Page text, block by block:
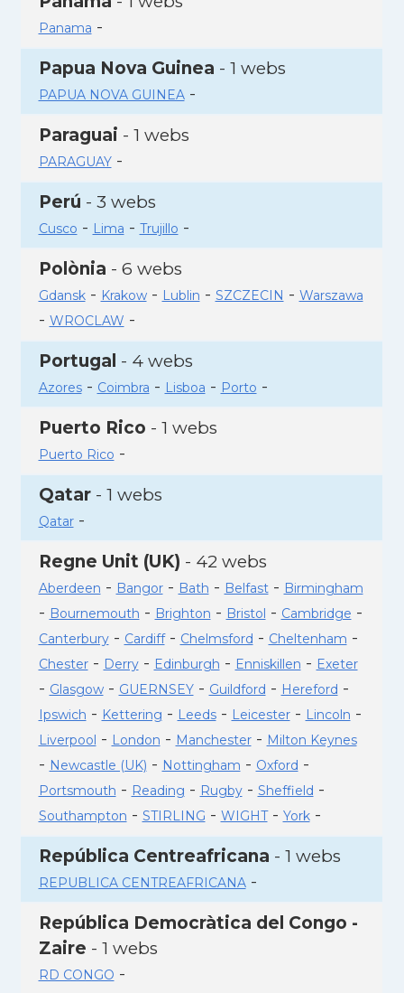
Panama -
Papua Nova Guinea - 1 webs
PAPUA NOVA GUINEA-
Paraguai - 1 webs
PARAGUAY-
Perú - 3 webs
Cusco - Lima - Trujillo -
Polònia - 6 webs
Gdansk- Krakow- Lublin - SZCZECIN - Warszawa
- WROCLAW -
Portugal - 4 webs
Azores- Coimbra - Lisboa - Porto -
Puerto Rico - 1 webs
Puerto Rico -
Qatar- 1 webs
Qatar-
Regne Unit (UK) - 42 webs
Aberdeen - Bangor- Bath - Belfast- Birmingham
- Bournemouth - Brighton - Bristol - Cambridge -
Canterbury- Cardiff- Chelmsford - Cheltenham -
Chester- Derry- Edinburgh - Enniskillen - Exeter
- Glasgow- GUERNSEY- Guildford - Hereford -
Ipswich - Kettering - Leeds- Leicester- Lincoln -
Liverpool - London - Manchester- Milton Keynes
- Newcastle (UK) - Nottingham - Oxford -
Portsmouth - Reading - Rugby- Sheffield -
Southampton - STIRLING - WIGHT- York-
República Centreafricana - 1 webs
REPUBLICA CENTREAFRICANA-
República Democràtica del Congo -
Zaire - 1 webs
RD CONGO -